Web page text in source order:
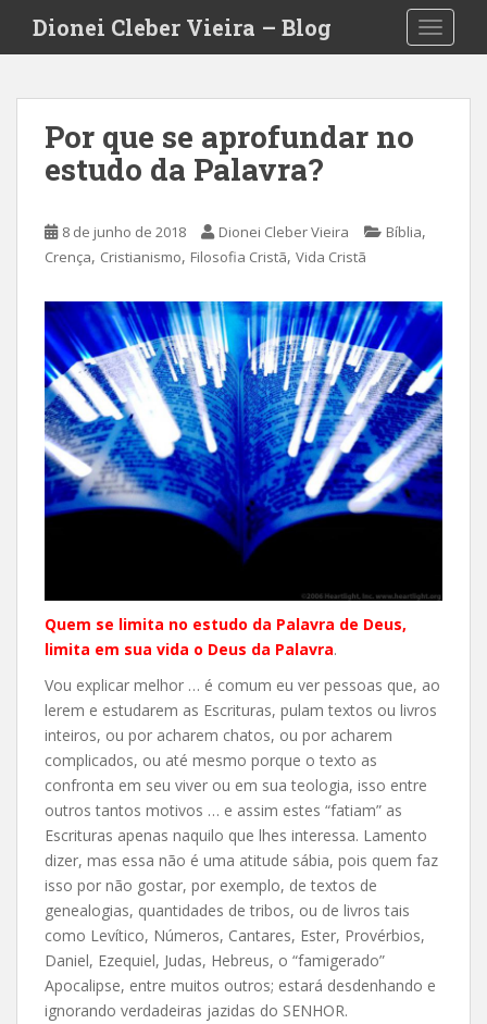
i
Dionei Cleber Vieira – Blog
Por que se aprofundar no
estudo da Palavra?
8 de junho de 2018 Dionei Cleber Vieira Bíblia,
Crença, Cristianismo, Filosofia Cristã, Vida Cristã
Quem se limita no estudo da Palavra de Deus,
limita em sua vida o Deus da Palavra.
Vou explicar melhor … é comum eu ver pessoas que, ao
lerem e estudarem as Escrituras, pulam textos ou livros
inteiros, ou por acharem chatos, ou por acharem
complicados, ou até mesmo porque o texto as
confronta em seu viver ou em sua teologia, isso entre
outros tantos motivos … e assim estes “fatiam” as
Escrituras apenas naquilo que lhes interessa. Lamento
dizer, mas essa não é uma atitude sábia, pois quem faz
isso por não gostar, por exemplo, de textos de
genealogias, quantidades de tribos, ou de livros tais
como Levítico, Números, Cantares, Ester, Provérbios,
Daniel, Ezequiel, Judas, Hebreus, o “famigerado”
Apocalipse, entre muitos outros; estará desdenhando e
ignorando verdadeiras jazidas do SENHOR.